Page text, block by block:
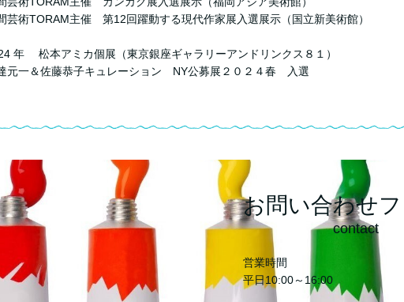
芸術TORAM主催 第12回躍動する現代作家展入選展示（国立新美術館）
年 松本アミカ個展（東京銀座ギャラリーアンドリンクス８１）
元一＆佐藤恭子キュレーション NY公募展２０２４春 入選
お問い合わせ
contact
営業時間
平日10:00～16:00